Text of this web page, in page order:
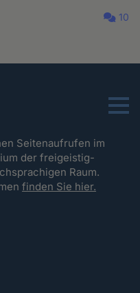
10
Menu
Seitenaufrufen im
der freigeistig-
Raum.
finden Sie hier.